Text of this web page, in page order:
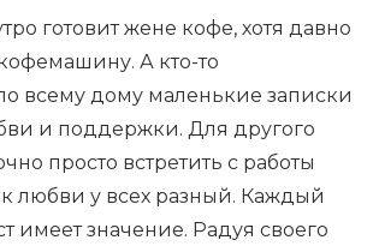
готовит жене кофе, хотя давно
А кто-то
всему дому маленькие записки
и поддержки. Для другого
просто встретить с работы
любви у всех разный. Каждый
имеет значение. Радуя своего